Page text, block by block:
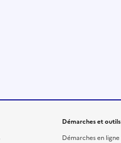
Démarches et outils
Démarches en ligne